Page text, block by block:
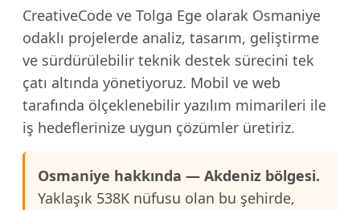
CreativeCode ve Tolga Ege olarak Osmaniye
odaklı projelerde analiz, tasarım, geliştirme
ve sürdürülebilir teknik destek sürecini tek
çatı altında yönetiyoruz. Mobil ve web
tarafında ölçeklenebilir yazılım mimarileri ile
iş hedeflerinize uygun çözümler üretiriz.
Osmaniye hakkında — Akdeniz bölgesi.
Yaklaşık 538K nüfusu olan bu şehirde,